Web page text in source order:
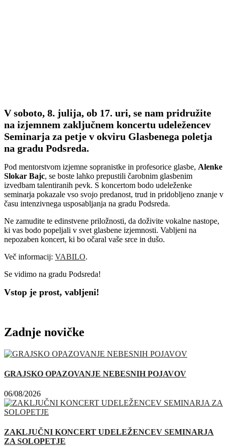
V soboto, 8. julija, ob 17. uri, se nam pridružite
na izjemnem zaključnem koncertu udeležencev
Seminarja za petje v okviru Glasbenega poletja
na gradu Podsreda.
Pod mentorstvom izjemne sopranistke in profesorice glasbe, Alenke
Slokar Bajc, se boste lahko prepustili čarobnim glasbenim
izvedbam talentiranih pevk. S koncertom bodo udeleženke
seminarja pokazale vso svojo predanost, trud in pridobljeno znanje v
času intenzivnega usposabljanja na gradu Podsreda.
Ne zamudite te edinstvene priložnosti, da doživite vokalne nastope,
ki vas bodo popeljali v svet glasbene izjemnosti. Vabljeni na
nepozaben koncert, ki bo očaral vaše srce in dušo.
Več informacij: VABILO.
Se vidimo na gradu Podsreda!
Vstop je prost, vabljeni!
Zadnje novičke
GRAJSKO OPAZOVANJE NEBESNIH POJAVOV
06/08/2026
ZAKLJUČNI KONCERT UDELEŽENCEV SEMINARJA
ZA SOLOPETJE